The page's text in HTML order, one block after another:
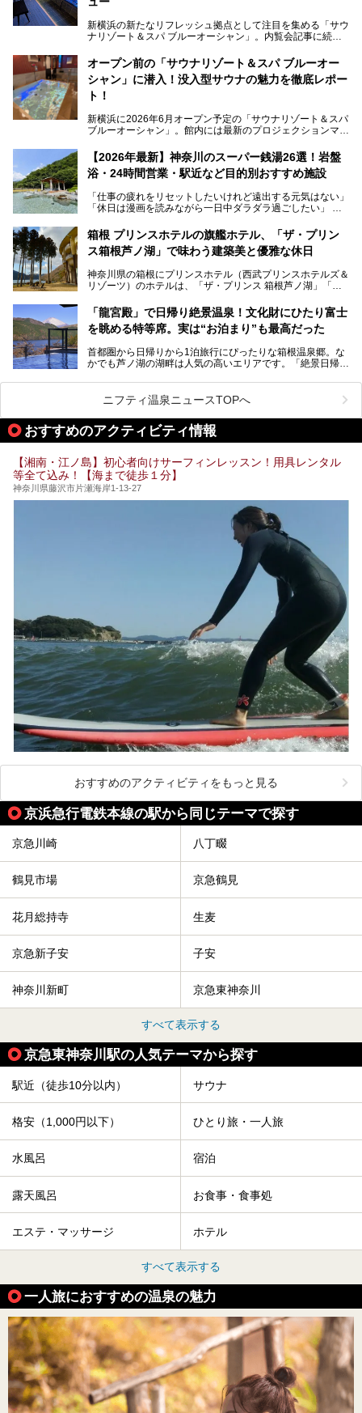
新横浜の新たなリフレッシュ拠点として注目を集める「サウ
ナリゾート＆スパ ブルーオーシャン」。内覧会記事に続
す。サウナや水風呂の気持ちよさはもちろん、リラックスス
ペースの過ごしやすさまで徹底チェック。新横浜エリアで日
常の疲れをリセットしたい人、ライブやスポーツ観戦遠征組
は必見です。
オープン前の「サウナリゾート＆スパ ブルーオー
シャン」に潜入！没入型サウナの魅力を徹底レポー
ト！
新横浜に2026年6月オープン予定の「サウナリゾート＆スパ
ブルーオーシャン」。館内には最新のプロジェクションマッ
的な“没入感（イマーシブ）”を体験できます。
今回は、そんな大注目の施設に一足先にお邪魔し、その全貌
を見学させていただきました！
サウナ室の中に咲き誇る桜、魚たちが泳ぐ水風呂、そしてバ
リのビーチを思わせる休憩スペース…。驚きの連続だった館
内の様子をレポートします！
【2026年最新】神奈川のスーパー銭湯26選！岩盤
浴・24時間営業・駅近など目的別おすすめ施設
「仕事の疲れをリセットしたいけれど遠出する元気はない」
「休日は漫画を読みながら一日中ダラダラ過ごしたい」
たい」
そんな「癒やされたい」という願いを叶えてくれるのが、神
神奈川県には、サウナや岩盤浴、一日中遊べるエンタメ施設
など、“非日常”を味わえるスーパー銭湯が数多く揃っていま
う」という人も多いはず。
そこで今回は、神奈川県内の人気施設26選を「安さ」「岩
業」「駅近」など、目的別に厳選して紹介します。
今の気分にぴったりの施設を見つけて、最高のリフレッシュ
箱根 プリンスホテルの旗艦ホテル、「ザ・プリン
ス箱根芦ノ湖」で味わう建築美と優雅な休日
神奈川県の箱根にプリンスホテル（西武プリンスホテルズ＆
リゾーツ）のホテルは、「ザ・プリンス 箱根芦ノ湖」「芦
「箱根仙石原プリンスホテル」と4軒あり、今回ご紹介する
「ザ・プリンス 箱根芦ノ湖」は、その中でもフラッグシッ
プ（旗艦）に位置づけられる特別なホテルです。
昭和の日本を代表する建築家の一人、村野藤吾が芦ノ湖の畔
に建てた桃源郷のようなホテルがここ。自家源泉の温泉や、
提供元：株式会社西武・プリンスホテルズワールドワイド
【PR】
この記事はザ・プリンス 箱根芦ノ湖のPR記事です。
「龍宮殿」で日帰り絶景温泉！文化財にひたり富士
を眺める特等席。実は“お泊まり”も最高だった
首都圏から日帰りから1泊旅行にぴったりな箱根温泉郷。な
かでも芦ノ湖の湖畔は人気の高いエリアです。「絶景日帰り
が楽しめるまさに眺望自慢の日帰り温泉。
そしてここは全24室の「箱根 芦ノ湖畔蛸川温泉 龍宮殿」と
して宿泊もできます。宿泊者は「龍宮殿本館」の営業時間に
加えて、朝6時からの宿泊者専用時間帯にも「龍宮殿本館」
のお風呂が利用できます。
今回は日帰り温泉としての「絶景日帰り温泉 龍宮殿本館
（以下、龍宮殿本館）」と、旅館としての「箱根 芦ノ湖畔
蛸川温泉 龍宮殿（以下、龍宮殿）」の両方の魅力をたっぷ
りお伝えします！
ここは箱根神社、九頭龍神社、白龍神社、箱根元宮と箱根の
4つの神社に囲まれたパワースポットです。
提供元：株式会社西武・プリンスホテルズワールドワイド
この記事は箱根 芦ノ湖畔蛸川温泉 龍宮殿のPR記事です。
ニフティ温泉ニュースTOPへ
おすすめのアクティビティ情報
【湘南・江ノ島】初心者向けサーフィンレッスン！用具レンタル
等全て込み！【海まで徒歩１分】
神奈川県藤沢市片瀬海岸1-13-27
おすすめのアクティビティをもっと見る
京浜急行電鉄本線の駅から同じテーマで探す
京急川崎 八丁畷
鶴見市場 京急鶴見
花月総持寺 生麦
京急新子安 子安
神奈川新町 京急東神奈川
すべて表示する
京急東神奈川駅の人気テーマから探す
駅近（徒歩10分以内） サウナ
格安（1,000円以下） ひとり旅・一人旅
水風呂 宿泊
露天風呂 お食事・食事処
エステ・マッサージ ホテル
すべて表示する
一人旅におすすめの温泉の魅力